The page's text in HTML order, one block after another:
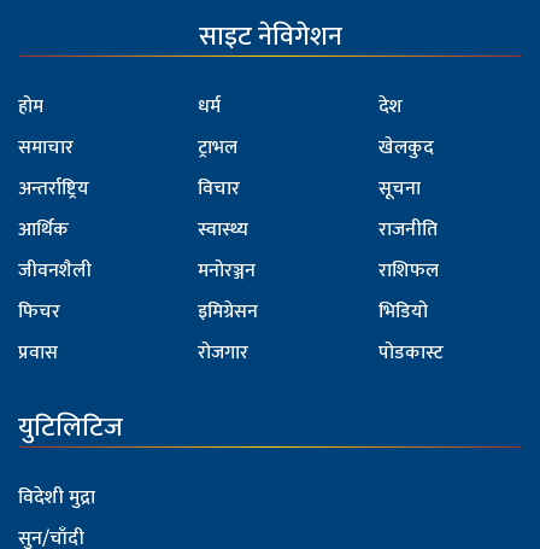
साइट नेविगेशन
होम
समाचार
अन्तर्राष्ट्रिय
आर्थिक
जीवनशैली
फिचर
प्रवास
धर्म
ट्राभल
विचार
स्वास्थ्य
मनोरञ्जन
इमिग्रेसन
रोजगार
देश
खेलकुद
सूचना
राजनीति
राशिफल
भिडियो
पोडकास्ट
युटिलिटिज
विदेशी मुद्रा
सुन/चाँदी